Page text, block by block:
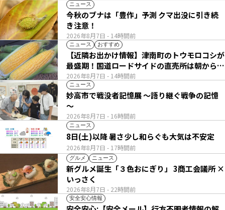
ニュース
2026年8月7日 - 14時間前
今秋のブナは「豊作」予測 クマ出没に引き続
き注意！
ニュース おすすめ
2026年8月7日 - 14時間前
【近隣お出かけ情報】津南町のトウモロコシが
最盛期！国道ロードサイドの直売所は朝から長
い列
ニュース
2026年8月7日 - 16時間前
妙高市で戦没者記憶展 ～語り継ぐ戦争の記憶
～
ニュース
2026年8月7日 - 17時間前
8日(土)以降 暑さ少し和らぐも大気は不安定
グルメ ニュース
2026年8月7日 - 22時間前
新グルメ誕生「３色おにぎり」 3商工会議所 ×
いっさく
安全安心情報